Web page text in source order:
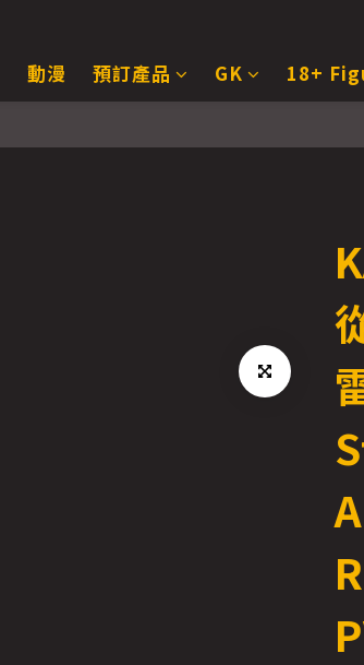
動漫 預訂產品 GK 18+